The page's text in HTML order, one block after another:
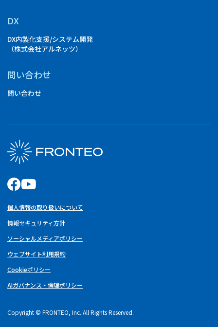
DX
DX内製化支援/システム開発
（株式会社アルネッツ）
問い合わせ
問い合わせ
個人情報の取り扱いについて
情報セキュリティ方針
ソーシャルメディアポリシー
ウェブサイト利用規約
Cookieポリシー
AIガバナンス・倫理ポリシー
Copyright © FRONTEO, Inc. All Rights Reserved.